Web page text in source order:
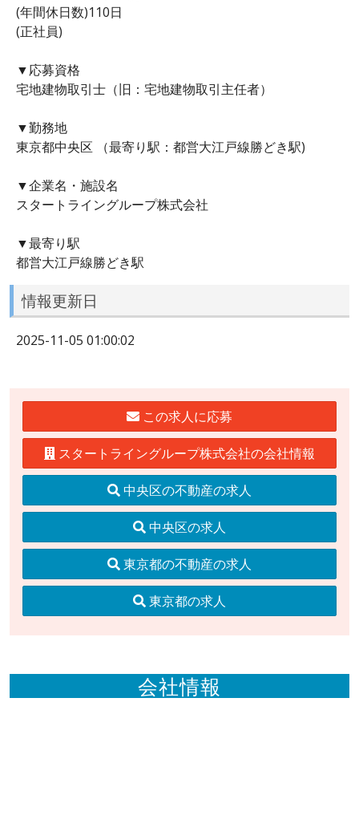
(年間休日数)110日
(正社員)
▼応募資格
宅地建物取引士（旧：宅地建物取引主任者）
▼勤務地
東京都中央区 （最寄り駅：都営大江戸線勝どき駅)
▼企業名・施設名
スタートライングループ株式会社
▼最寄り駅
都営大江戸線勝どき駅
情報更新日
2025-11-05 01:00:02
この求人に応募
スタートライングループ株式会社の会社情報
中央区の不動産の求人
中央区の求人
東京都の不動産の求人
東京都の求人
会社情報